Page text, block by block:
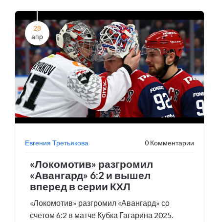
28
апр
Евгения Третьякова 0 Комментарии
«Локомотив» разгромил
«Авангард» 6:2 и вышел
вперед в серии КХЛ
«Локомотив» разгромил «Авангард» со
счетом 6:2 в матче Кубка Гагарина 2025.